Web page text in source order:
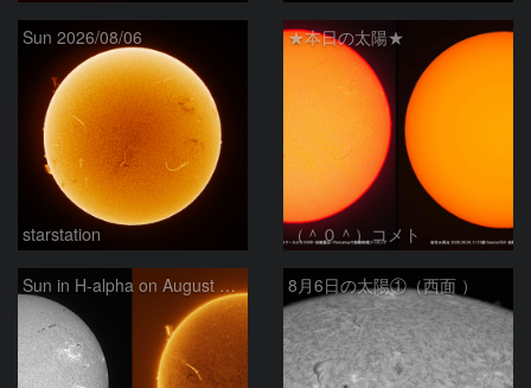
Sun 2026/08/06
starstation
★本日の太陽★
（＾０＾）コメト
Sun in H-alpha on August 6, 2026 8月6日の太陽①（西面 ）